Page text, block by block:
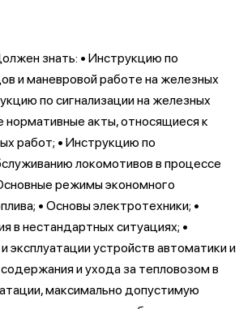
знать: • Инструкцию по
и маневровой работе на железных
по сигнализации на железных
нормативные акты, относящиеся к
работ; • Инструкцию по
локомотивов в процессе
режимы экономного
• Основы электротехники; •
в нестандартных ситуациях; •
эксплуатации устройств автоматики и
и ухода за тепловозом в
максимально допустимую